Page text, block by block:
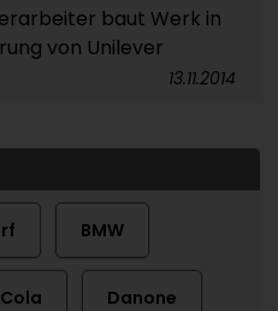
baut Werk in
von Unilever
13.11.2014
BMW
Danone